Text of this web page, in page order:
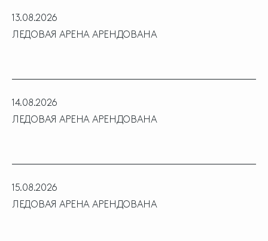
13.08.2026
ЛЕДОВАЯ АРЕНА АРЕНДОВАНА
14.08.2026
ЛЕДОВАЯ АРЕНА АРЕНДОВАНА
15.08.2026
ЛЕДОВАЯ АРЕНА АРЕНДОВАНА